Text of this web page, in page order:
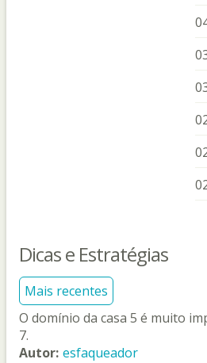
Dicas e Estratégias
Mais recentes
O domínio da casa 5 é muito
7.
Autor: esfaqueador